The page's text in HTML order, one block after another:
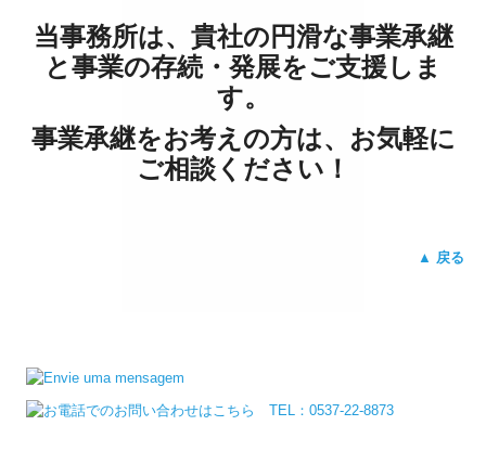
当事務所は、貴社の円滑な事業承継
と事業の存続・発展をご支援しま
す。
事業承継をお考えの方は、お気軽に
ご相談ください！
▲ 戻る